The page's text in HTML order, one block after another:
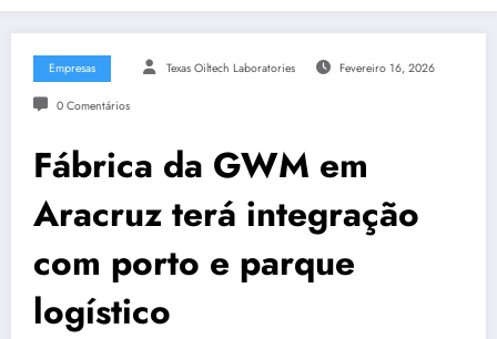
Empresas Texas Oiltech Laboratories Fevereiro 16, 2026
0 Comentários
Fábrica da GWM em
Aracruz terá integração
com porto e parque
logístico